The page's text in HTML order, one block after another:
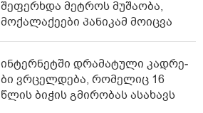
შეფერხდა მეტროს მუშაობა,
მოქალაქეები პანიკამ მოიცვა
ინ­ტერ­ნეტ­ში დრა­მა­ტუ­ლი კად­რე­
ბი ვრცელდება, რომელიც 16
წლის ბიჭის გმირობას ასახავს